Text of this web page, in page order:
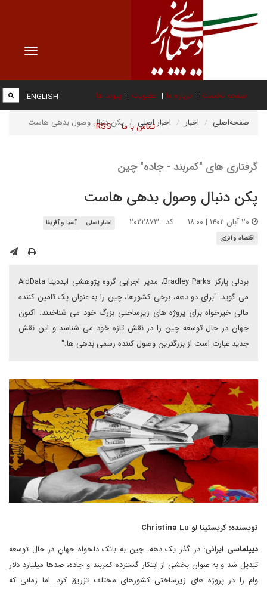
Toggle
صفحه نخست درباره ما عضویت پیوند ها
تماس با ما RSS
ENGLISH
صفحه‌اصلی اخبار اخبار اصلی پکن دنبال وصول بدهی هاست
گرفتاری های "کمربند - جاده" چین
پکن دنبال وصول بدهی هاست
کد : ۲۰۲۲۸۷۳ اخبار اصلی
آسیا و آفریقا
اقتصاد و انرژی
بردلی پارکز Bradley Parks، مدیر اجرایی گروه پژوهشی ایددیتا AidData
می گوید: "برای دو دهه، برخی کشورها، چین را به عنوان یک تامین کننده
مالی خیرخواه برای پروژه های زیرساختی بزرگ خود می شناختند. اکنون
جهان در حال توسعه چین را در نقش تازه خود می شناسد و این نقش
جدید عبارت است از بزرگترین وصول کننده رسمی بدهی ها."
نویسنده: کریستینا لو Christina Lu
دیپلماسی ایرانی:در گذر یک دهه، چین به بانک دلخواه جهانِ در حال توسعه
تبدیل شد و به عنوان بخشی از ابتکار گسترده کمربند و جاده، صدها میلیارد دلار
وام را در پروژه های زیرساختی کشورهای مختلف تزریق کرد. اما زمانی که